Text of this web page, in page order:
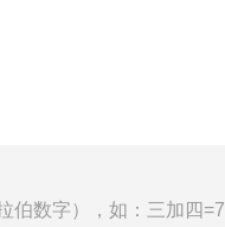
伯数字），如：三加四=7